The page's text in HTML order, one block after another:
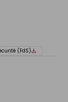
(FdS)